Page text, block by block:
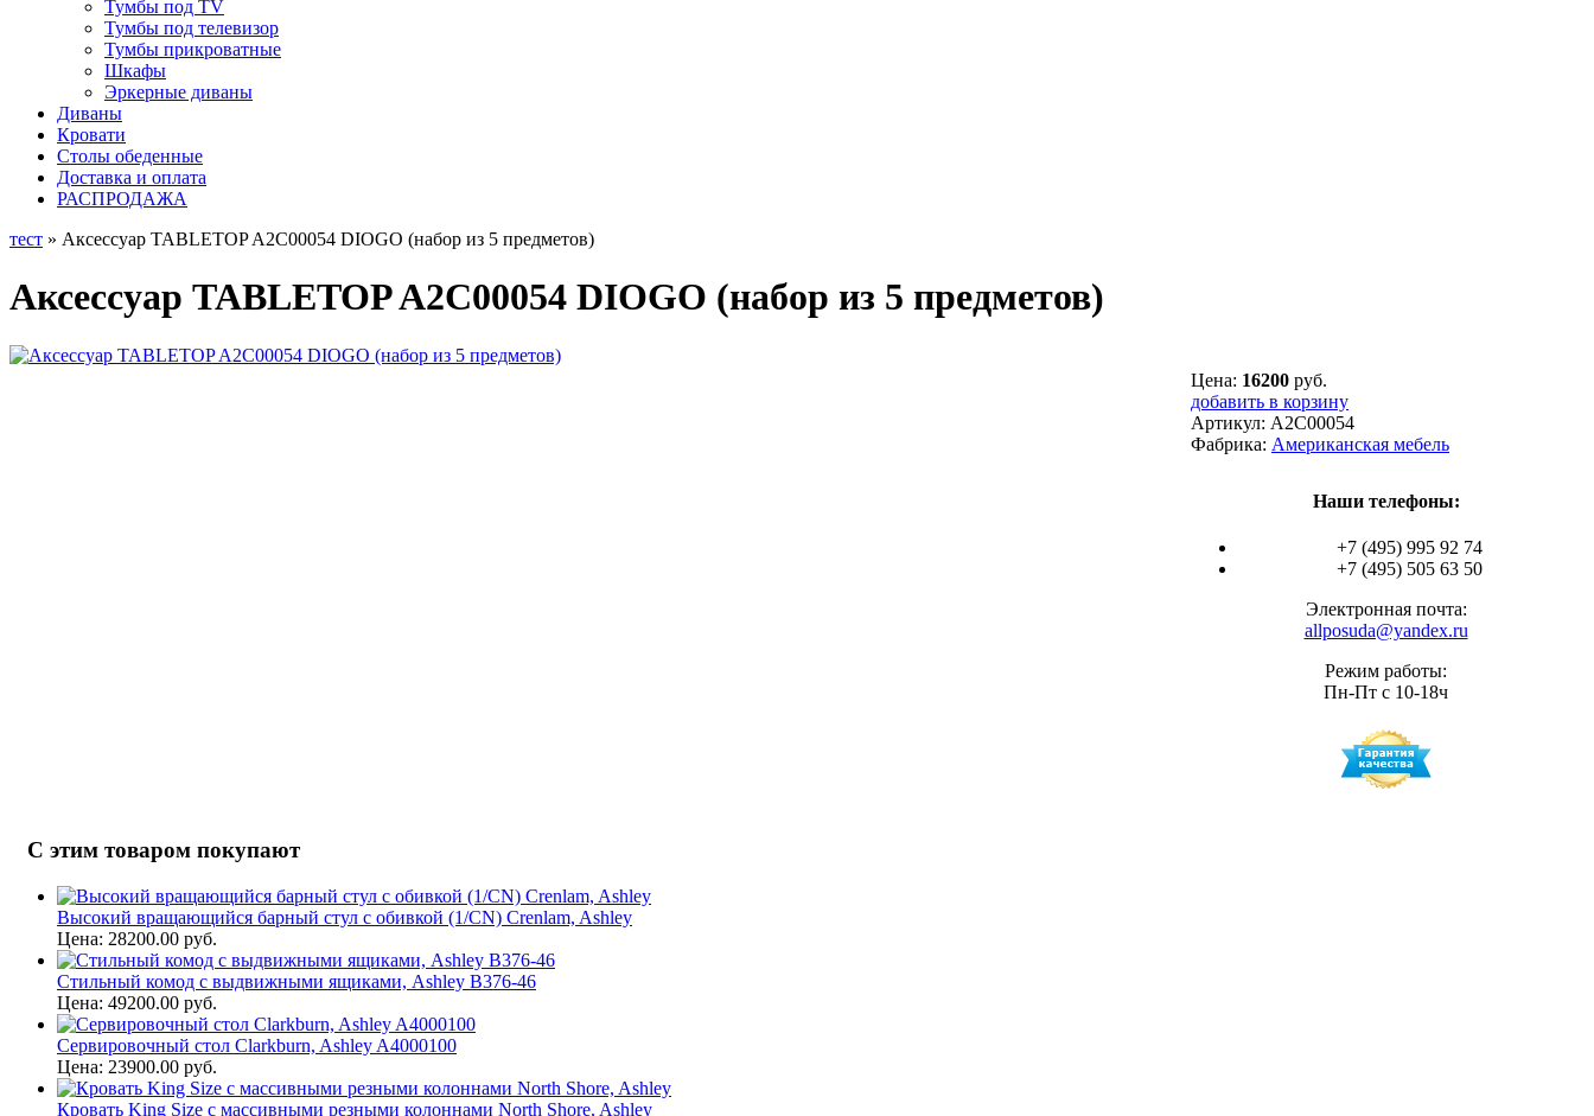
Тумбы под TV
Тумбы под телевизор
Тумбы прикроватные
Шкафы
Эркерные диваны
Диваны
Кровати
Столы обеденные
Доставка и оплата
РАСПРОДАЖА
тест » Аксессуар TABLETOP A2C00054 DIOGO (набор из 5 предметов)
Аксессуар TABLETOP A2C00054 DIOGO (набор из 5 предметов)
Цена: 16200 руб.
добавить в корзину
Артикул: A2C00054
Фабрика: Американская мебель
Наши телефоны:
+7 (495) 995 92 74
+7 (495) 505 63 50
Электронная почта:
allposuda@yandex.ru
Режим работы:
Пн-Пт с 10-18ч
С этим товаром покупают
Высокий вращающийся барный стул с обивкой (1/CN) Crenlam, Ashley
Цена: 28200.00 руб.
Стильный комод с выдвижными ящиками, Ashley B376-46
Цена: 49200.00 руб.
Сервировочный стол Clarkburn, Ashley A4000100
Цена: 23900.00 руб.
Кровать King Size с массивными резными колоннами North Shore, Ashley